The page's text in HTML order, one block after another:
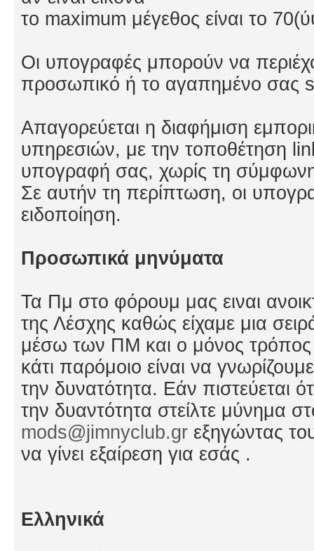
το maximum μέγεθος είναι το
Οι υπογραφές μπορούν να
προσωπικό ή το αγαπημένο σας
Απαγορεύεται η διαφήμιση
υπηρεσιών, με την τοποθέτηση
υπογραφή σας, χωρίς τη
Σε αυτήν τη περίπτωση, οι
ειδοποίηση.
Προσωπικά μηνύματα
Τα Πμ στο φόρουμ μας ειναι
της Λέσχης καθώς είχαμε μια
μέσω των ΠΜ και ο μόνος τρόπος
κάτι παρόμοιο είναι να
την δυνατότητα. Εάν πιστεύεται
την δυαντότητα στείλτε μύνημα
mods@jimnyclub.gr εξηγώντας
να γίνει εξαίρεση για εσάς .
Ελληνικά